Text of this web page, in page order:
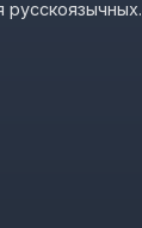
русскоязычных.